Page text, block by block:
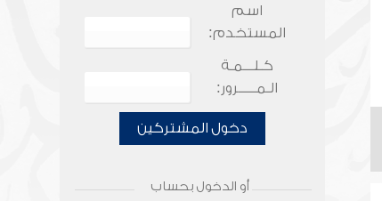
اسم
المستخدم:
كـلـــمـة
الـمـــــرور:
دخول المشتركين
أو الدخول بحساب